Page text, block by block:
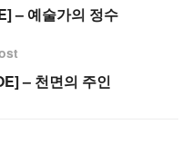
– 예술가의 정수
– 천면의 주인